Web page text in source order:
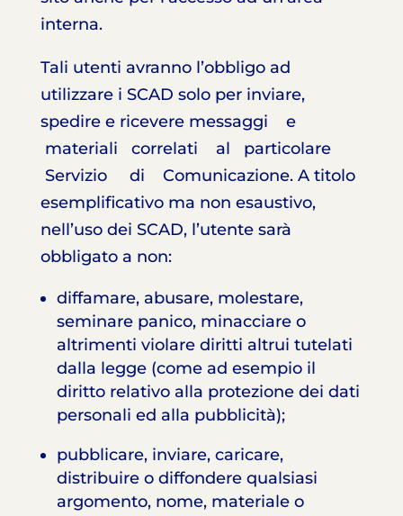
interna.
Tali utenti avranno l’obbligo ad
utilizzare i SCAD solo per inviare,
spedire e ricevere messaggi e
materiali correlati al particolare
Servizio di Comunicazione. A titolo
esemplificativo ma non esaustivo,
nell’uso dei SCAD, l’utente sarà
obbligato a non:
diffamare, abusare, molestare,
seminare panico, minacciare o
altrimenti violare diritti altrui tutelati
dalla legge (come ad esempio il
diritto relativo alla protezione dei dati
personali ed alla pubblicità);
pubblicare, inviare, caricare,
distribuire o diffondere qualsiasi
argomento, nome, materiale o